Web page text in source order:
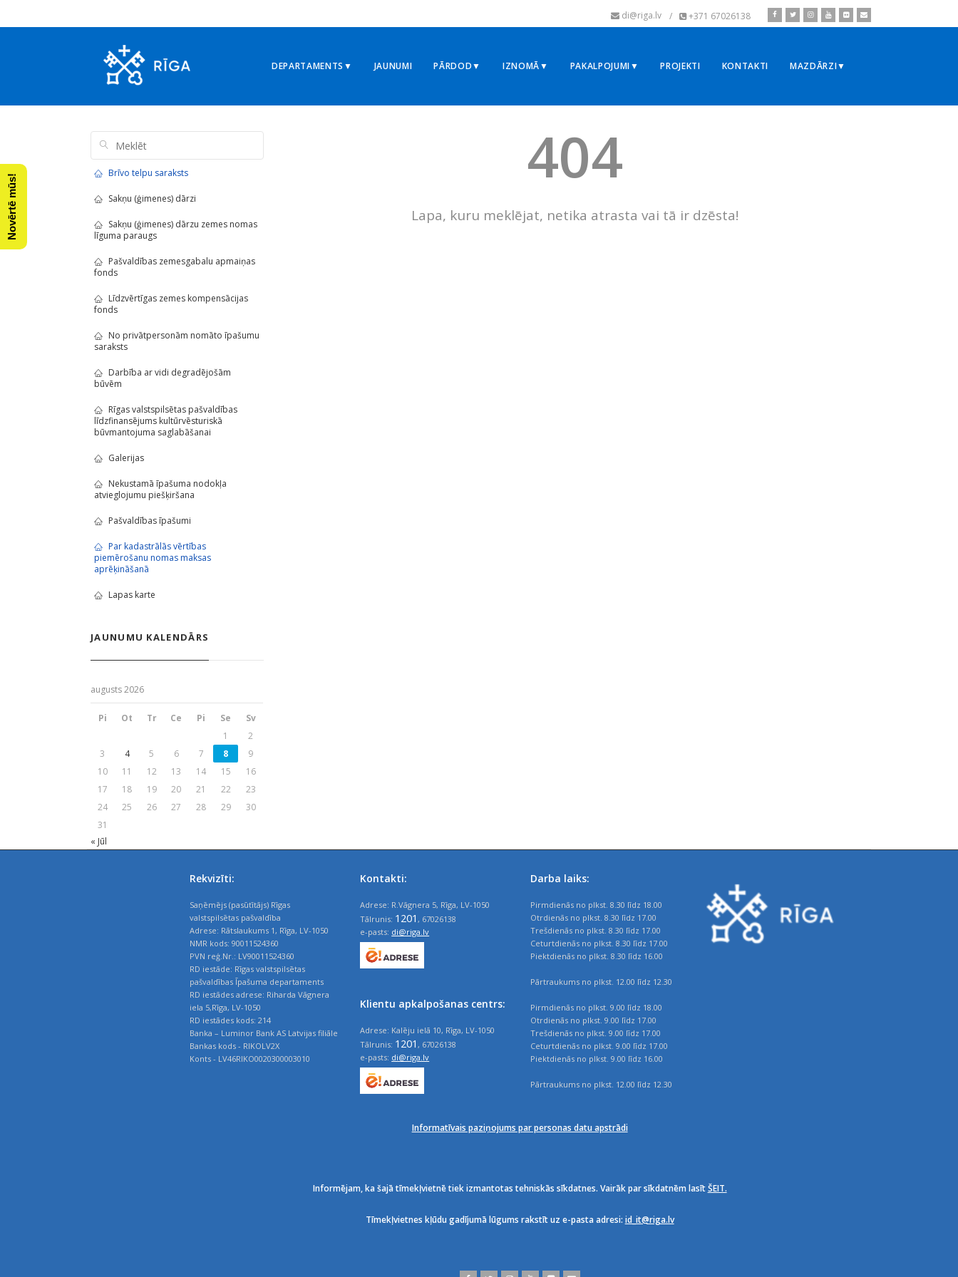
di@riga.lv / +371 67026138
DEPARTAMENTS▼ JAUNUMI PĀRDOD▼ IZNOMĀ▼ PAKALPOJUMI▼ PROJEKTI KONTAKTI MAZDĀRZI▼
Brīvo telpu saraksts
Sakņu (ģimenes) dārzi
Sakņu (ģimenes) dārzu zemes nomas
līguma paraugs
Pašvaldības zemesgabalu apmaiņas
fonds
Līdzvērtīgas zemes kompensācijas
fonds
No privātpersonām nomāto īpašumu
saraksts
Darbība ar vidi degradējošām
būvēm
Rīgas valstspilsētas pašvaldības
līdzfinansējums kultūrvēsturiskā
būvmantojuma saglabāšanai
Galerijas
Nekustamā īpašuma nodokļa
atvieglojumu piešķiršana
Pašvaldības īpašumi
Par kadastrālās vērtības
piemērošanu nomas maksas
aprēķināšanā
Lapas karte
JAUNUMU KALENDĀRS
augusts 2026
Pi Ot Tr Ce Pi Se
Sv
1
2
3
4 5 6 7 8
9
10
11 12 13 14 15
16
17
18 19 20 21 22
23
24
25 26 27 28 29
30
31
« Jūl
404
Lapa, kuru meklējat, netika atrasta vai tā ir dzēsta!
Rekvizīti:
Saņēmējs (pasūtītājs) Rīgas
valstspilsētas pašvaldība
Adrese: Rātslaukums 1, Rīga, LV-1050
NMR kods: 90011524360
PVN reģ.Nr.: LV90011524360
RD iestāde: Rīgas valstspilsētas
pašvaldības Īpašuma departaments
RD iestādes adrese: Riharda Vāgnera
iela 5,Rīga, LV-1050
RD iestādes kods: 214
Banka – Luminor Bank AS Latvijas filiāle
Bankas kods - RIKOLV2X
Konts - LV46RIKO0020300003010
Kontakti:
Adrese: R.Vāgnera 5, Rīga, LV-1050
Tālrunis: 1201, 67026138
e-pasts: di@riga.lv
Klientu apkalpošanas centrs:
Adrese: Kalēju ielā 10, Rīga, LV-1050
Tālrunis: 1201, 67026138
e-pasts: di@riga.lv
Darba laiks:
Pirmdienās no plkst. 8.30 līdz 18.00
Otrdienās no plkst. 8.30 līdz 17.00
Trešdienās no plkst. 8.30 līdz 17.00
Ceturtdienās no plkst. 8.30 līdz 17.00
Piektdienās no plkst. 8.30 līdz 16.00
Pārtraukums no plkst. 12.00 līdz 12.30
Pirmdienās no plkst. 9.00 līdz 18.00
Otrdienās no plkst. 9.00 līdz 17.00
Trešdienās no plkst. 9.00 līdz 17.00
Ceturtdienās no plkst. 9.00 līdz 17.00
Piektdienās no plkst. 9.00 līdz 16.00
Pārtraukums no plkst. 12.00 līdz 12.30
Informatīvais paziņojums par personas datu apstrādi
Informējam, ka šajā tīmekļvietnē tiek izmantotas tehniskās sīkdatnes. Vairāk par sīkdatnēm lasītŠEIT.
Tīmekļvietnes kļūdu gadījumā lūgums rakstīt uz e-pasta adresi: id_it@riga.lv
Novērtē mūs!